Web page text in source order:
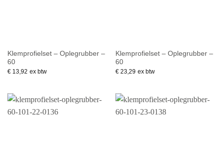
Klemprofielset – Oplegrubber –
60
€13,92 ex btw
Klemprofielset – Oplegrubber –
60
€23,29 ex btw